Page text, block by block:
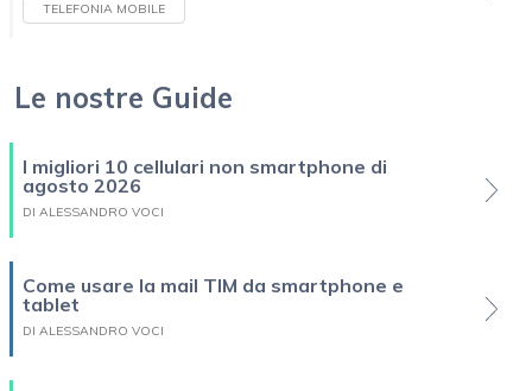
TELEFONIA MOBILE
Le nostre Guide
I migliori 10 cellulari non smartphone di
agosto 2026
DI ALESSANDRO VOCI
Come usare la mail TIM da smartphone e
tablet
DI ALESSANDRO VOCI